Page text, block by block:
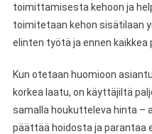
toimittamisesta kehoon ja
toimitetaan kehon sisätilaan
elinten työtä ja ennen kaikkea
Kun otetaan huomioon
korkea laatu, on käyttäjiltä
samalla houkutteleva hinta –
päättää hoidosta ja parantaa